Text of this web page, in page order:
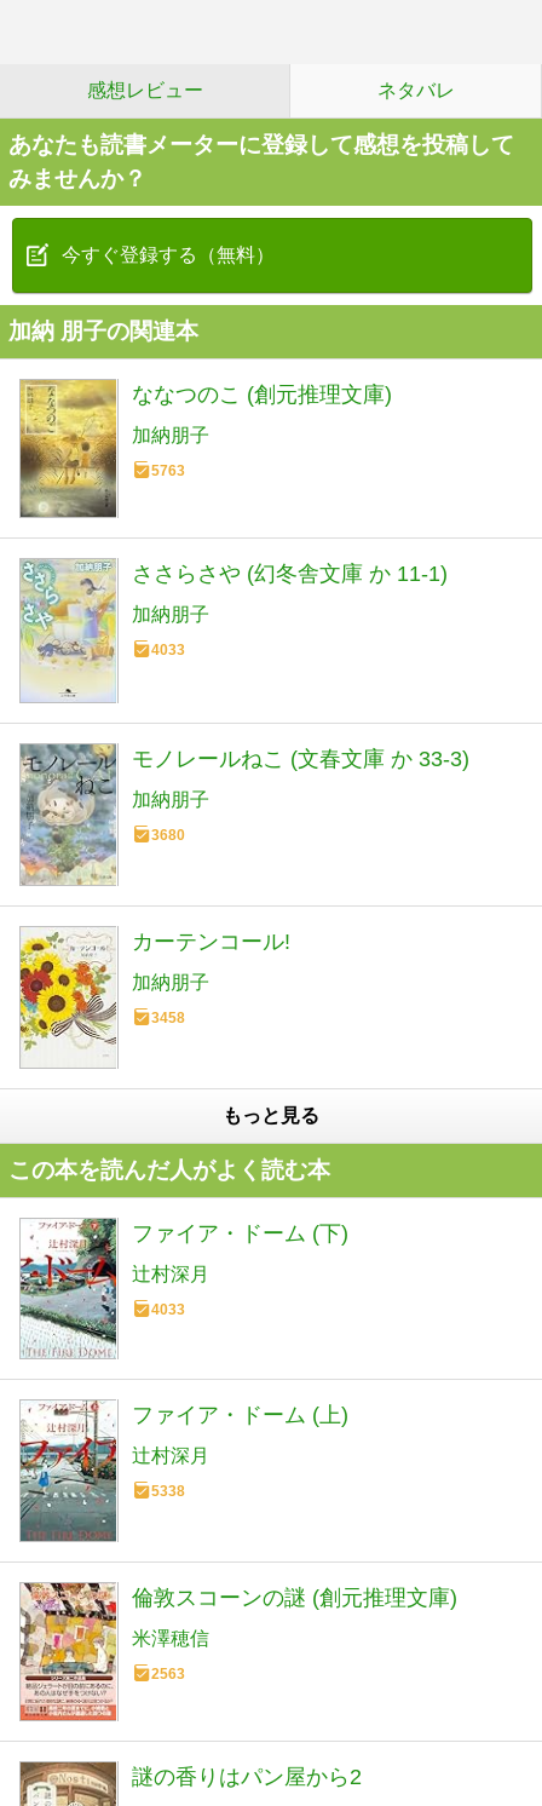
感想レビュー ネタバレ
あなたも読書メーターに登録して感想を投稿して
みませんか？
今すぐ登録する（無料）
加納 朋子の関連本
ななつのこ (創元推理文庫)
加納朋子
5763
ささらさや (幻冬舎文庫 か 11-1)
加納朋子
4033
モノレールねこ (文春文庫 か 33-3)
加納朋子
3680
カーテンコール!
加納朋子
3458
もっと見る
この本を読んだ人がよく読む本
ファイア・ドーム (下)
辻村深月
4033
ファイア・ドーム (上)
辻村深月
5338
倫敦スコーンの謎 (創元推理文庫)
米澤穂信
2563
謎の香りはパン屋から2